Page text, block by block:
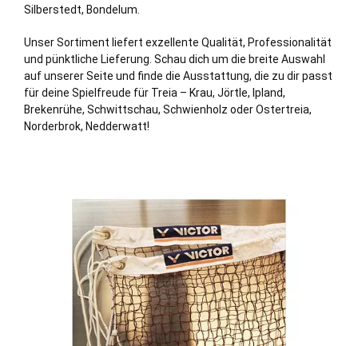
Silberstedt, Bondelum
Unser Sortiment liefert exzellente Qualität, Professionalität
und pünktliche Lieferung. Schau dich um die breite Auswahl
auf unserer Seite und finde die Ausstattung, die zu dir passt
für deine Spielfreude für Treia – Krau, Jörtle, Ipland,
Brekenrühe, Schwittschau, Schwienholz oder Ostertreia,
Norderbrok, Nedderwatt!